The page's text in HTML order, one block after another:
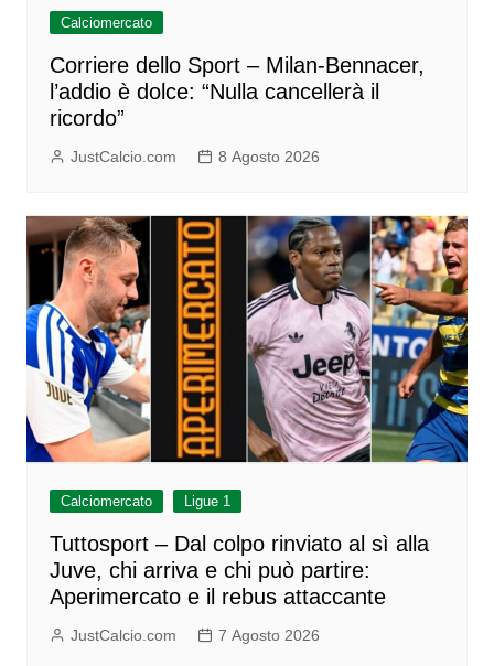
Calciomercato
Corriere dello Sport – Milan-Bennacer,
l’addio è dolce: “Nulla cancellerà il
ricordo”
JustCalcio.com 8 Agosto 2026
Calciomercato Ligue 1
Tuttosport – Dal colpo rinviato al sì alla
Juve, chi arriva e chi può partire:
Aperimercato e il rebus attaccante
JustCalcio.com 7 Agosto 2026